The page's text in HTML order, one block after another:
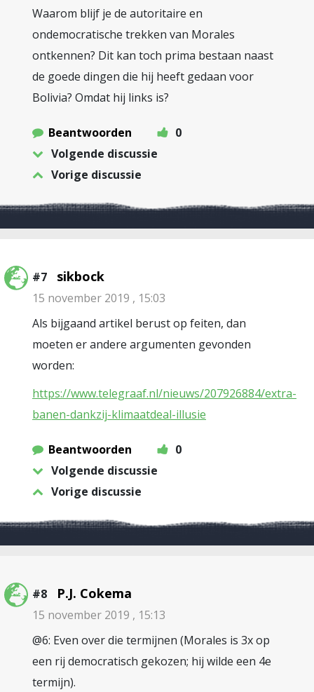
Waarom blijf je de autoritaire en
ondemocratische trekken van Morales
ontkennen? Dit kan toch prima bestaan naast
de goede dingen die hij heeft gedaan voor
Bolivia? Omdat hij links is?
Beantwoorden
0
Volgende discussie
Vorige discussie
#7 sikbock
15 november 2019 , 15:03
Als bijgaand artikel berust op feiten, dan
moeten er andere argumenten gevonden
worden:
https://www.telegraaf.nl/nieuws/207926884/extra-
banen-dankzij-klimaatdeal-illusie
Beantwoorden
0
Volgende discussie
Vorige discussie
#8 P.J. Cokema
15 november 2019 , 15:13
@6: Even over die termijnen (Morales is 3x op
een rij democratisch gekozen; hij wilde een 4e
termijn).